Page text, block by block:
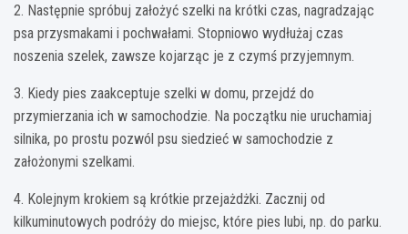
2. Następnie spróbuj założyć szelki na krótki czas, nagradzając
psa przysmakami i pochwałami. Stopniowo wydłużaj czas
noszenia szelek, zawsze kojarząc je z czymś przyjemnym.
3. Kiedy pies zaakceptuje szelki w domu, przejdź do
przymierzania ich w samochodzie. Na początku nie uruchamiaj
silnika, po prostu pozwól psu siedzieć w samochodzie z
założonymi szelkami.
4. Kolejnym krokiem są krótkie przejażdżki. Zacznij od
kilkuminutowych podróży do miejsc, które pies lubi, np. do parku.